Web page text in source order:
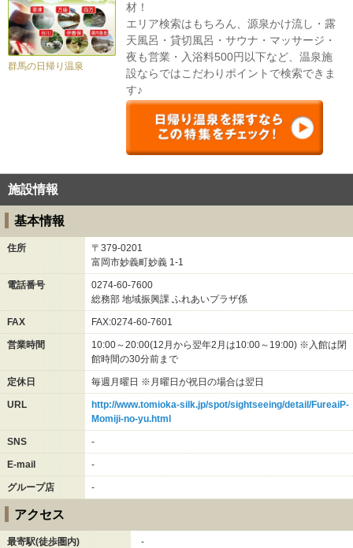
群馬の日帰り温泉
材！
エリア検索はもちろん、源泉かけ流し・露
天風呂・貸切風呂・サウナ・マッサージ・
夜も営業・入浴料500円以下など、温泉施
設ならではこだわりポイントで検索できま
す♪
施設情報
基本情報
住所
〒379-0201
富岡市妙義町妙義 1-1
電話番号
0274-60-7600
総務部 地域振興課 ふれあいプラザ係
FAX FAX:0274-60-7601
営業時間
10:00～20:00(12月から翌年2月は10:00～19:00) ※入館は閉
館時間の30分前まで
定休日 毎週月曜日 ※月曜日が祝日の場合は翌日
URL
http://www.tomioka-silk.jp/spot/sightseeing/detail/FureaiP-
Momiji-no-yu.html
SNS -
E-mail -
グループ店 -
アクセス
最寄駅(徒歩圏内) -